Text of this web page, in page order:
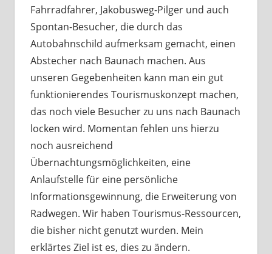
Fahrradfahrer, Jakobusweg-Pilger und auch
Spontan-Besucher, die durch das
Autobahnschild aufmerksam gemacht, einen
Abstecher nach Baunach machen. Aus
unseren Gegebenheiten kann man ein gut
funktionierendes Tourismuskonzept machen,
das noch viele Besucher zu uns nach Baunach
locken wird. Momentan fehlen uns hierzu
noch ausreichend
Übernachtungsmöglichkeiten, eine
Anlaufstelle für eine persönliche
Informationsgewinnung, die Erweiterung von
Radwegen. Wir haben Tourismus-Ressourcen,
die bisher nicht genutzt wurden. Mein
erklärtes Ziel ist es, dies zu ändern.